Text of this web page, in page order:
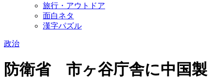
旅行・アウトドア
面白ネタ
漢字パズル
政治
防衛省 市ヶ谷庁舎に中国製